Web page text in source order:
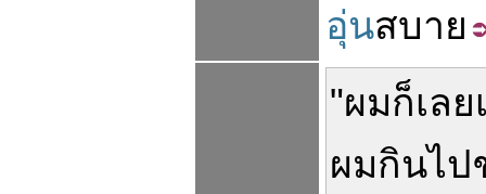
อุ่นสบาย
"ผมก็เลย
ผมกินไป